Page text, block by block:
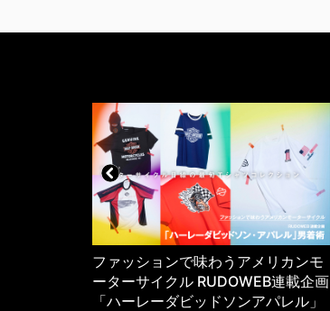
ファッションで味わうアメリカンモ
ーターサイクル RUDOWEB連載企画
「ハーレーダビッドソンアパレル」